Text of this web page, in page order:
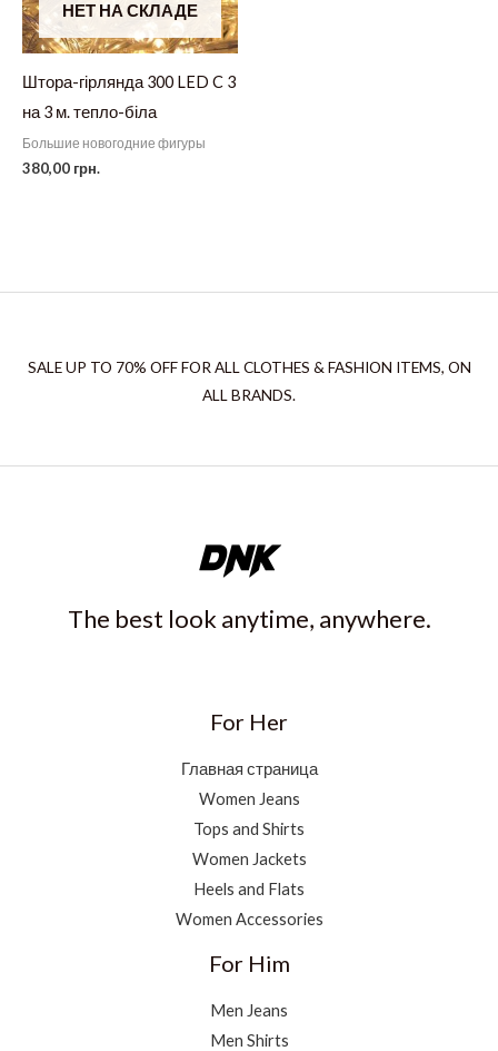
НЕТ НА СКЛАДЕ
Штора-гірлянда 300 LED C 3
на 3 м. тепло-біла
Большие новогодние фигуры
380,00 грн.
SALE UP TO 70% OFF FOR ALL CLOTHES & FASHION ITEMS, ON
ALL BRANDS.
The best look anytime, anywhere.
For Her
Главная страница
Women Jeans
Tops and Shirts
Women Jackets
Heels and Flats
Women Accessories
For Him
Men Jeans
Men Shirts